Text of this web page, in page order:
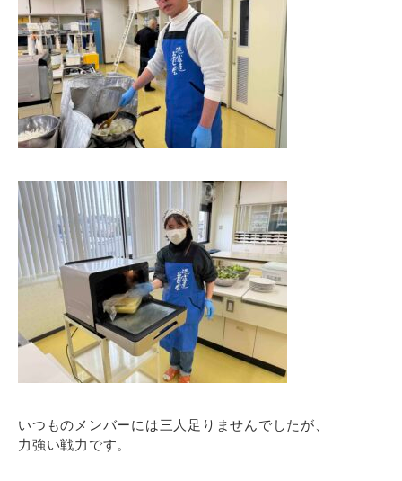
いつものメンバーには三人足りませんでしたが、
力強い戦力です。